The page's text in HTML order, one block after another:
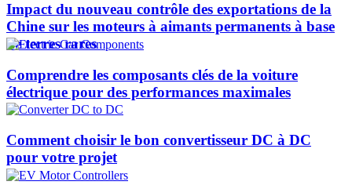
Impact du nouveau contrôle des exportations de la
Chine sur les moteurs à aimants permanents à base
de terres rares
Comprendre les composants clés de la voiture
électrique pour des performances maximales
Comment choisir le bon convertisseur DC à DC
pour votre projet